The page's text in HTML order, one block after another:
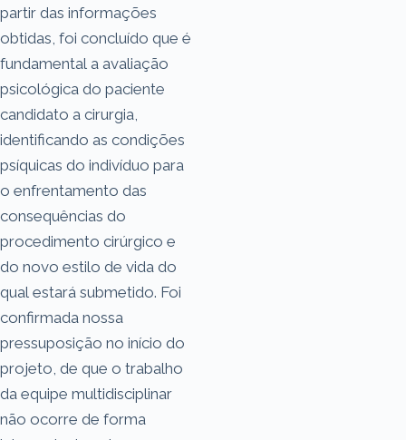
partir das informações
obtidas, foi concluído que é
fundamental a avaliação
psicológica do paciente
candidato a cirurgia,
identificando as condições
psíquicas do indivíduo para
o enfrentamento das
consequências do
procedimento cirúrgico e
do novo estilo de vida do
qual estará submetido. Foi
confirmada nossa
pressuposição no início do
projeto, de que o trabalho
da equipe multidisciplinar
não ocorre de forma